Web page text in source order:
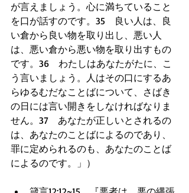
が言えましょう。心に満ちていること
を口が話すのです。35　良い人は、良
い倉から良い物を取り出し、悪い人
は、悪い倉から悪い物を取り出すもの
です。36　わたしはあなたがたに、こ
う言いましょう。人はその口にするあ
らゆるむだなことばについて、さばき
の日には言い開きをしなければなりま
せん。37　あなたが正しいとされるの
は、あなたのことばによるのであり、
罪に定められるのも、あなたのことば
によるのです。」）